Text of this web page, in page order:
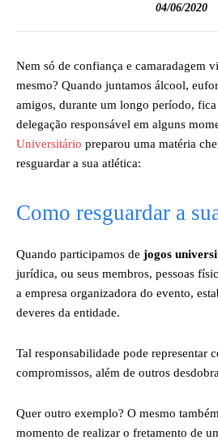
04/06/2020
Nem só de confiança e camaradagem
mesmo? Quando juntamos álcool,
amigos, durante um longo período,
delegação responsável em alguns
Universitário preparou uma matéria
resguardar a sua atlética:
Como resguardar a
Quando participamos de jogos
jurídica, ou seus membros, pessoas
a empresa organizadora do evento,
deveres da entidade.
Tal responsabilidade pode representar
compromissos, além de outros
Quer outro exemplo? O mesmo
momento de realizar o fretamento de